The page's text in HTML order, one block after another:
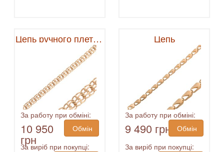
Цепь ручного плетения
За работу при обміні:
10 950
грн
Обмін
За виріб при покупці:
Цепь
За работу при обміні:
9 490 грн
Обмін
За виріб при покупці: